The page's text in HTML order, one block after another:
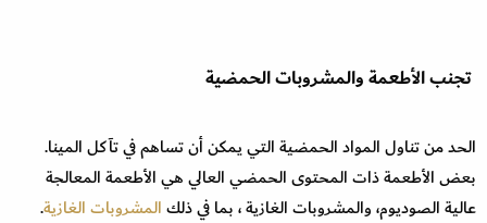
تجنب الأطعمة والمشروبات الحمضية
الحد من تناول المواد الحمضية التي يمكن أن تساهم في تآكل المينا.
بعض الأطعمة ذات المحتوى الحمضي العالي هي الأطعمة المعالجة
عالية الصوديوم، والمشروبات الغازية ، بما في ذلكالمشروبات الغازية.